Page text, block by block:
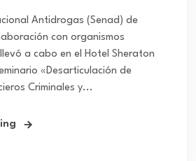
Antidrogas (Senad) de
con organismos
a cabo en el Hotel Sheraton
«Desarticulación de
Criminales y...